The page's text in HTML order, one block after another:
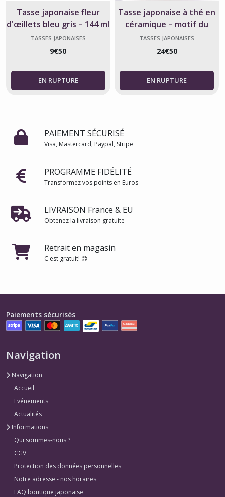
Tasse japonaise fleur
d'œillets bleu gris – 144 ml
TASSES JAPONAISES
9€50
Tasse japonaise à thé en
céramique – motif du
pêcheur
TASSES JAPONAISES
24€50
PAIEMENT SÉCURISÉ
Visa, Mastercard, Paypal, Stripe
PROGRAMME FIDÉLITÉ
Transformez vos points en Euros
LIVRAISON France & EU
Obtenez la livraison gratuite
Retrait en magasin
C'est gratuit! 😊
Paiements sécurisés
Navigation
Navigation
Accueil
Evénements
Actualités
Informations
Qui sommes-nous ?
CGV
Protection des données personnelles
Notre adresse - nos horaires
FAQ boutique japonaise